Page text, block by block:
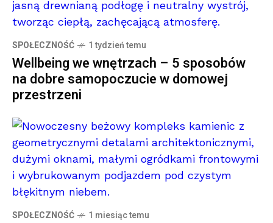
SPOŁECZNOŚĆ 1 tydzień temu
Wellbeing we wnętrzach – 5 sposobów
na dobre samopoczucie w domowej
przestrzeni
SPOŁECZNOŚĆ 1 miesiąc temu